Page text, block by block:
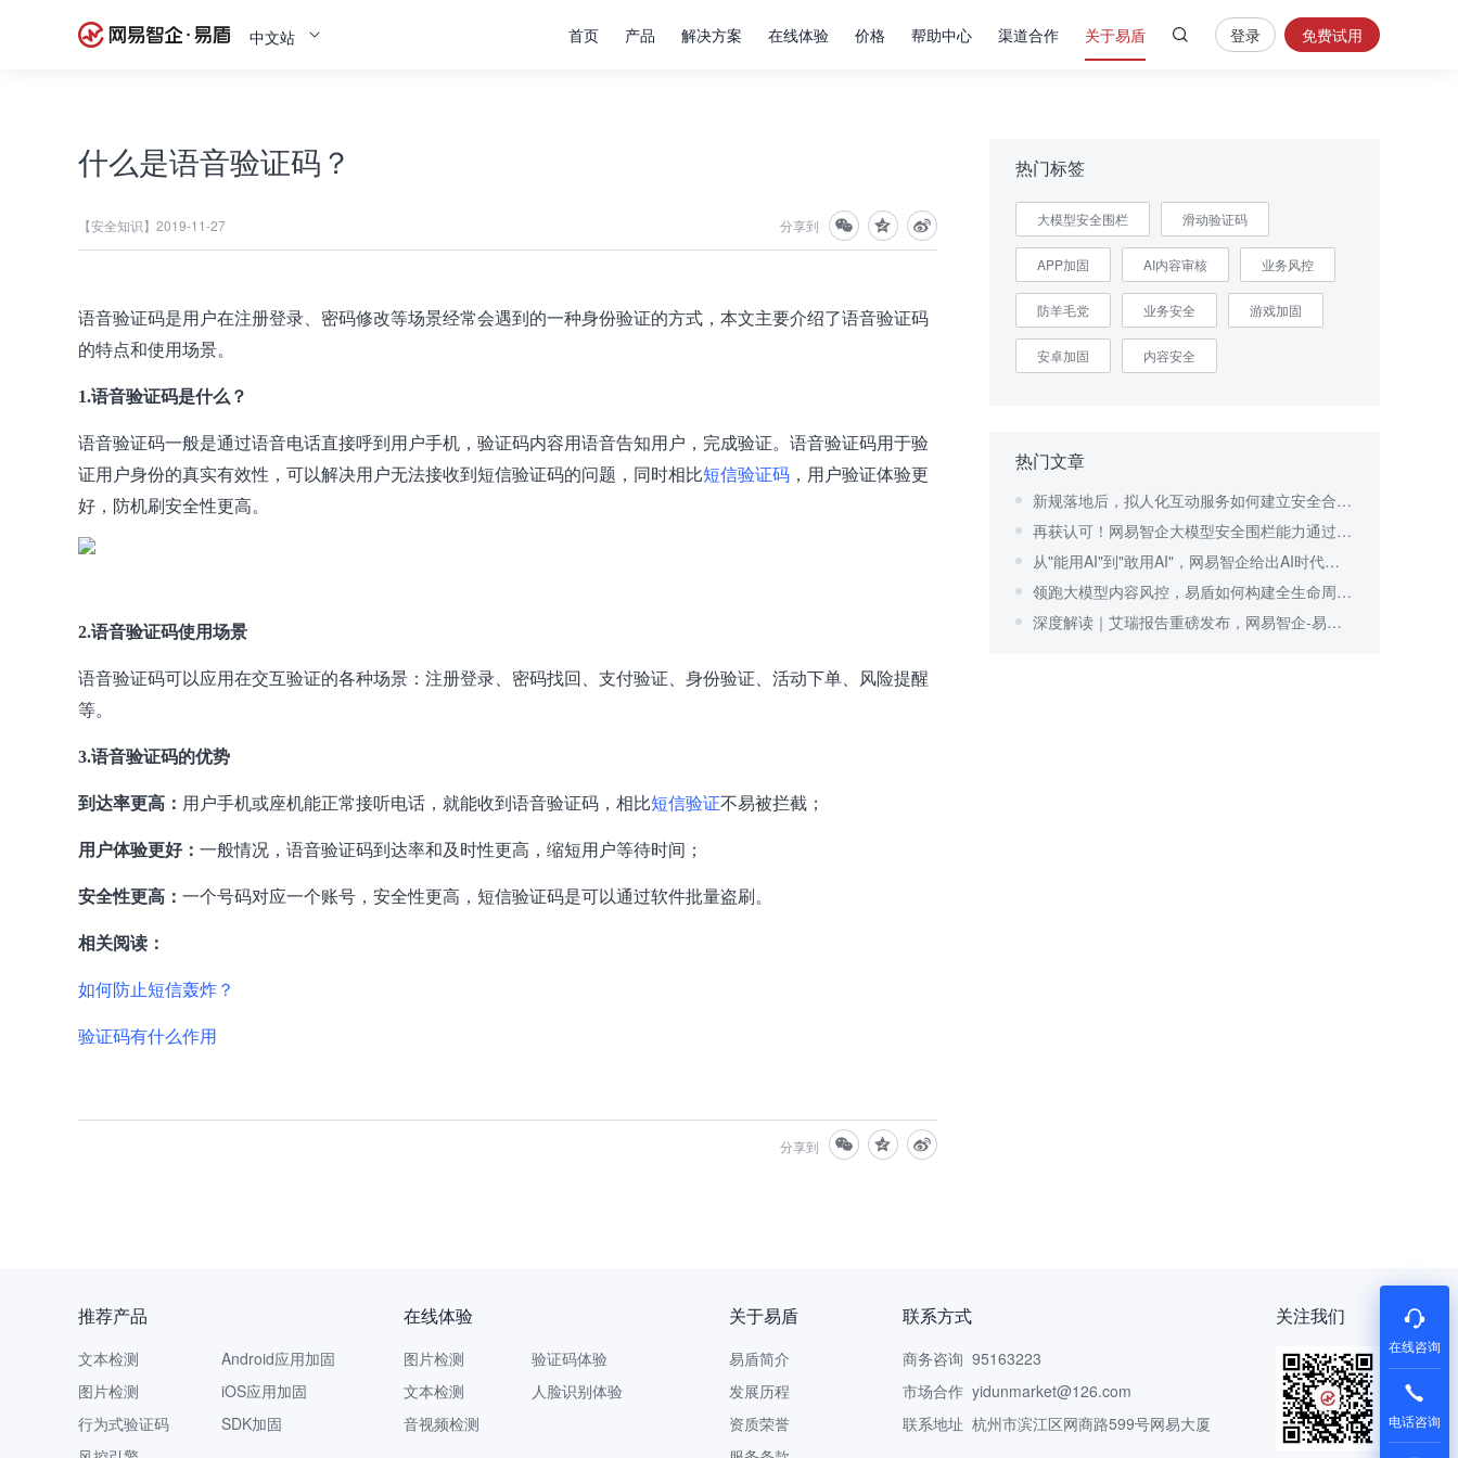
中文站 首页 产品 解决方案 在线体验 价格 帮助中心 渠道合作 关于易盾
内
容
安
全
证
登录 免费试用
什么是语音验证码？
【安全知识】 2019-11-27 分享到
语音验证码是用户在注册登录、密码修改等场景经常会遇到的一种身份验证的方式，本文主要介绍了语音验证码
的特点和使用场景。
1.语音验证码是什么？
语音验证码一般是通过语音电话直接呼到用户手机，验证码内容用语音告知用户，完成验证。语音验证码用于验
证用户身份的真实有效性，可以解决用户无法接收到短信验证码的问题，同时相比短信验证码 ，用户验证体验更
好，防机刷安全性更高。
2.语音验证码使用场景
语音验证码可以应用在交互验证的各种场景：注册登录、密码找回、支付验证、身份验证、活动下单、风险提醒
等。
3.语音验证码的优势
到达率更高： 用户手机或座机能正常接听电话，就能收到语音验证码，相比短信验证不易被拦截；
用户体验更好： 一般情况，语音验证码到达率和及时性更高，缩短用户等待时间；
安全性更高： 一个号码对应一个账号，安全性更高，短信验证码是可以通过软件批量盗刷。
相关阅读：
如何防止短信轰炸？
验证码有什么作用
分享到
热门标签
大模型安全围栏 滑动验证码
APP加固 AI内容审核 业务风控
防羊毛党 业务安全 游戏加固
安卓加固 内容安全
热门文章
新规落地后，拟人化互动服务如何建立安全合规体系？
再获认可！网易智企大模型安全围栏能力通过行业验证
从"能用AI"到"敢用AI"，网易智企给出AI时代可信安全答案
领跑大模型内容风控，易盾如何构建全生命周期安全围栏？
深度解读｜艾瑞报告重磅发布，网易智企-易盾持续领跑内容风控行业
推荐产品
文本检测
图片检测
行为式验证码
Android应用加固
iOS应用加固
SDK加固
在线体验
图片检测
文本检测
音视频检测
验证码体验
人脸识别体验
关于易盾
易盾简介
发展历程
资质荣誉
联系方式
商务咨询 95163223
市场合作 yidunmarket@126.com
联系地址 杭州市滨江区网商路599号网易大厦
关注我们
在线咨询
电话咨询